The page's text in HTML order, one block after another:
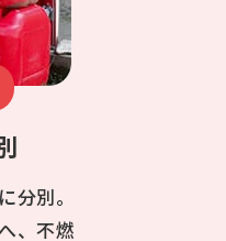
分別。
、不燃